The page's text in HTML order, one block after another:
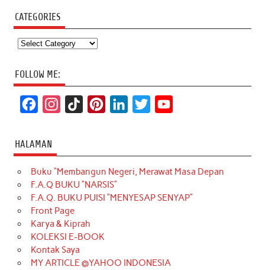
CATEGORIES
Categories
FOLLOW ME:
c
e
b
o
o
k
t
a
g
r
a
m
T
o
k
t
e
r
k
e
d
t
t
e
T
u
b
HALAMAN
Buku “Membangun Negeri, Merawat Masa Depan
F.A.Q BUKU “NARSIS”
F.A.Q. BUKU PUISI “MENYESAP SENYAP”
Front Page
Karya & Kiprah
KOLEKSI E-BOOK
Kontak Saya
MY ARTICLE @YAHOO INDONESIA